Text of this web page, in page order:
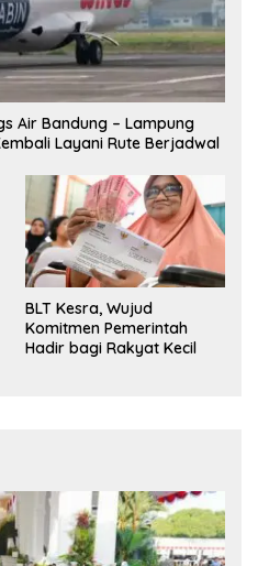
Air Bandung – Lampung
Layani Rute Berjadwal
BLT Kesra, Wujud
Komitmen Pemerintah
Hadir bagi Rakyat Kecil